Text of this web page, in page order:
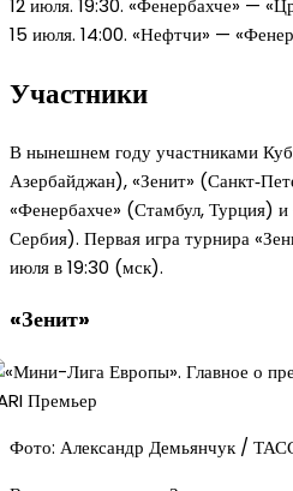
12 июля. 19:30. «Фенербахче» —
15 июля. 14:00. «Нефтчи» —
Участники
В нынешнем году участниками
Азербайджан), «Зенит»
«Фенербахче» (Стамбул, Турция) и
Сербия). Первая игра турнира
июля в 19:30 (мск).
«Зенит»
Фото: Александр Демьянчук /